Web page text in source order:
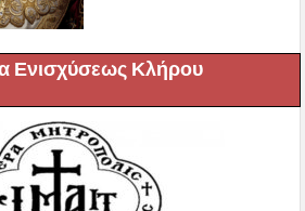
Ενισχύσεως Κλήρου